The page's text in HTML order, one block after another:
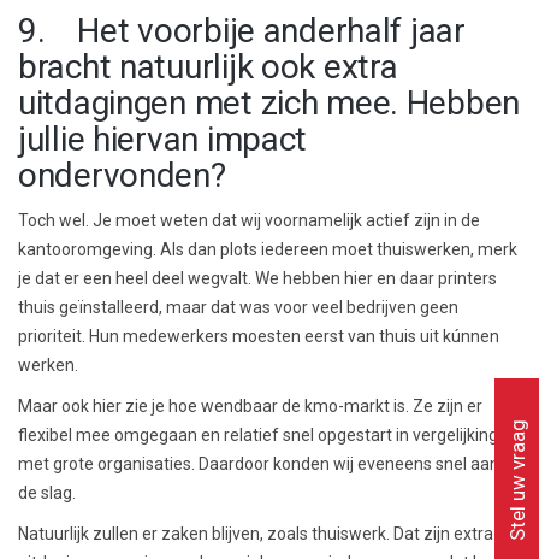
9. Het voorbije anderhalf jaar
bracht natuurlijk ook extra
uitdagingen met zich mee. Hebben
jullie hiervan impact
ondervonden?
Toch wel. Je moet weten dat wij voornamelijk actief zijn in de
kantooromgeving. Als dan plots iedereen moet thuiswerken, merk
je dat er een heel deel wegvalt. We hebben hier en daar printers
thuis geïnstalleerd, maar dat was voor veel bedrijven geen
prioriteit. Hun medewerkers moesten eerst van thuis uit kúnnen
werken.
Maar ook hier zie je hoe wendbaar de kmo-markt is. Ze zijn er
flexibel mee omgegaan en relatief snel opgestart in vergelijking
met grote organisaties. Daardoor konden wij eveneens snel aan
de slag.
Natuurlijk zullen er zaken blijven, zoals thuiswerk. Dat zijn extra
Stel uw vraag